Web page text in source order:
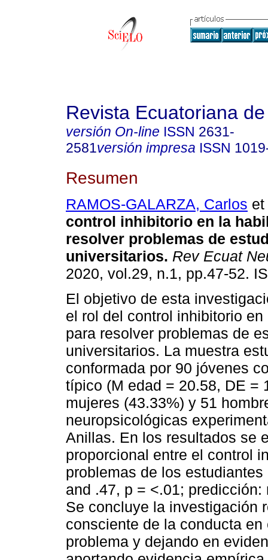
Revista Ecuatoriana
versión On-line ISSN 2631-
2581versión impresa ISSN
Resumen
RAMOS-GALARZA, Carlos et
control inhibitorio en la
resolver problemas de
universitarios. Rev Ecuat
2020, vol.29, n.1, pp.47-52.
El objetivo de esta
el rol del control inhibitorio
para resolver problemas de
universitarios. La muestra
conformada por 90 jóvenes
típico (M edad = 20.58, DE =
mujeres (43.33%) y 51
neuropsicológicas
Anillas. En los resultados se
proporcional entre el control
problemas de los
and .47, p = <.01;
Se concluye la investigación
consciente de la conducta
problema y dejando en